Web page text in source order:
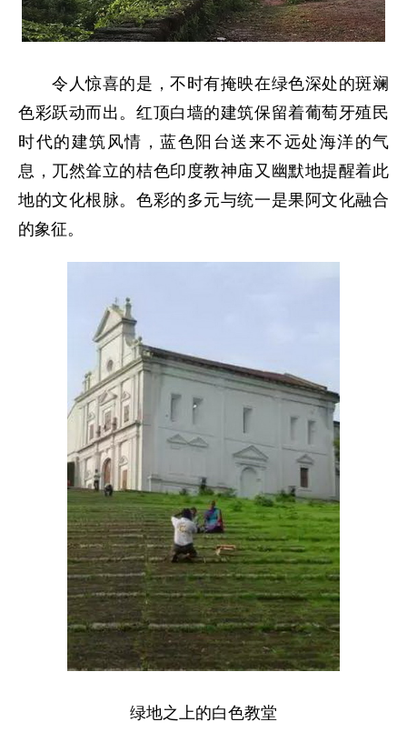
令人惊喜的是，不时有掩映在绿色深处的斑斓
色彩跃动而出。红顶白墙的建筑保留着葡萄牙殖民
时代的建筑风情，蓝色阳台送来不远处海洋的气
息，兀然耸立的桔色印度教神庙又幽默地提醒着此
地的文化根脉。色彩的多元与统一是果阿文化融合
的象征。
绿地之上的白色教堂